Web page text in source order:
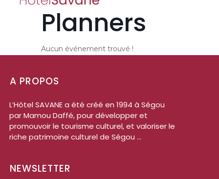
Planners
Aucun événement trouvé !
A PROPOS
L’Hôtel SAVANE a été créé en 1994 à Ségou
par Mamou Daffé, pour développer et
promouvoir le tourisme culturel, et valoriser le
riche patrimoine culturel de Ségou ...
NEWSLETTER